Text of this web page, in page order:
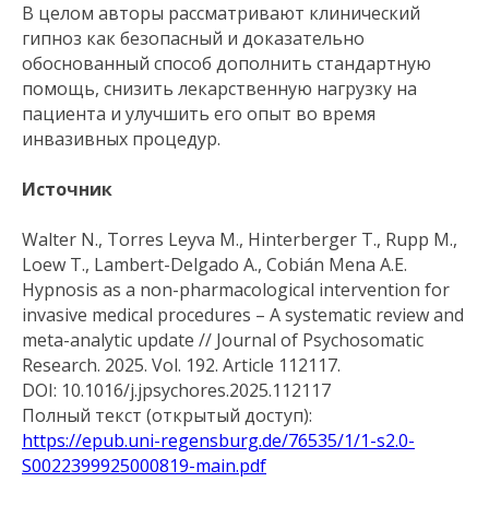
В целом авторы рассматривают клинический
гипноз как безопасный и доказательно
обоснованный способ дополнить стандартную
помощь, снизить лекарственную нагрузку на
пациента и улучшить его опыт во время
инвазивных процедур.
Источник
Walter N., Torres Leyva M., Hinterberger T., Rupp M.,
Loew T., Lambert-Delgado A., Cobián Mena A.E.
Hypnosis as a non-pharmacological intervention for
invasive medical procedures – A systematic review and
meta-analytic update // Journal of Psychosomatic
Research. 2025. Vol. 192. Article 112117.
DOI: 10.1016/j.jpsychores.2025.112117
Полный текст (открытый доступ):
https://epub.uni-regensburg.de/76535/1/1-s2.0-
S0022399925000819-main.pdf